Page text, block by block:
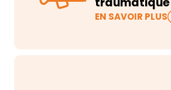
Un événement
traumatique, un
EN SAVOIR PLUS